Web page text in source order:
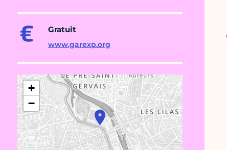
Gratuit
www.garexp.org
+
−